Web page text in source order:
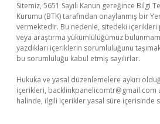
Sitemiz, 5651 Sayılı Kanun gereğince Bilgi
Kurumu (BTK) tarafından onaylanmış bir
vermektedir. Bu nedenle, sitedeki
veya araştırma yükümlülüğümüz
yazdıkları içeriklerin sorumluluğunu
bu sorumluluğu kabul etmiş sayılırlar.
Hukuka ve yasal düzenlemelere aykırı
içerikleri, backlinkpanelicomtr@gmail.com
halinde, ilgili içerikler yasal süre içerisinde